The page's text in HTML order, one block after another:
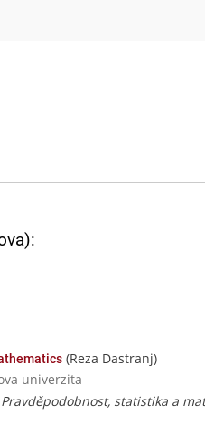
(Reza Dastranj)
univerzita
statistika a